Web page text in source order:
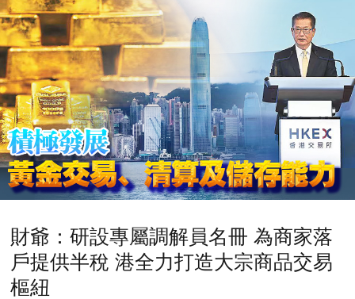
財爺：研設專屬調解員名冊 為商家落
戶提供半稅 港全力打造大宗商品交易
樞紐